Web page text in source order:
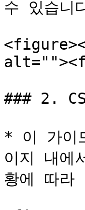
수 있습니
### 2.
* 이 가이
이지 내에
황에 따라